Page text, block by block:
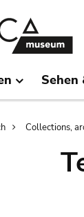
Sehen
Collections,